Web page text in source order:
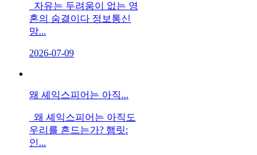
자유는 두려움이 없는 영
혼의 숨결이다 정보통신
망...
2026-07-09
왜 셰익스피어는 아직...
왜 셰익스피어는 아직도
우리를 흔드는가? 햄릿:
인...